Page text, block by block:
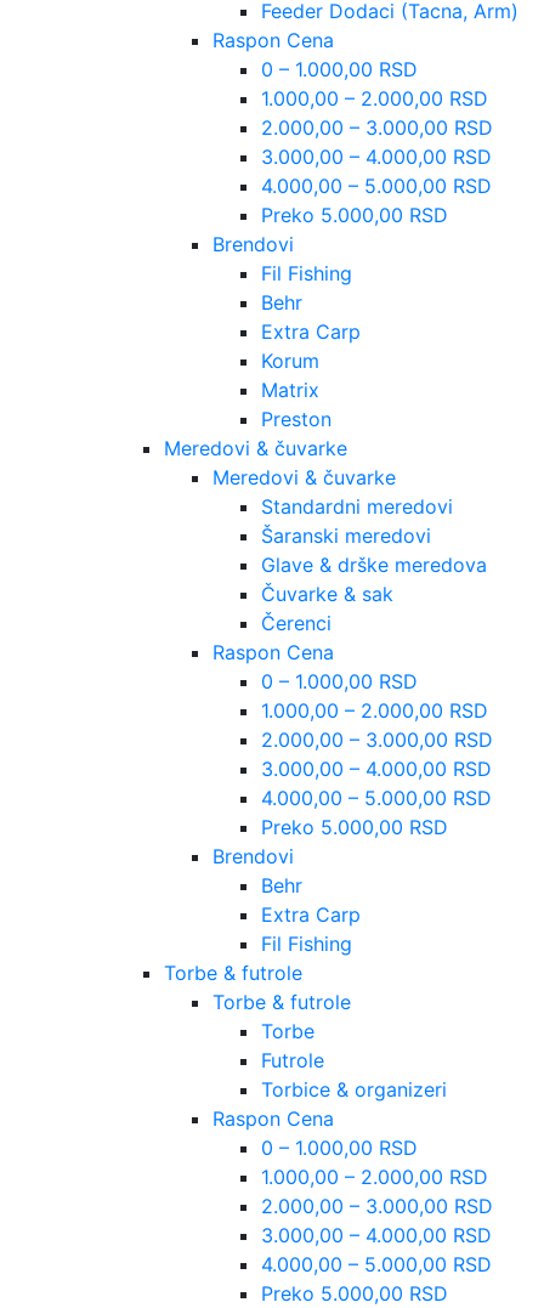
Feeder Dodaci (Tacna, Arm)
Raspon Cena
0 – 1.000,00 RSD
1.000,00 – 2.000,00 RSD
2.000,00 – 3.000,00 RSD
3.000,00 – 4.000,00 RSD
4.000,00 – 5.000,00 RSD
Preko 5.000,00 RSD
Brendovi
Fil Fishing
Behr
Extra Carp
Korum
Matrix
Preston
Meredovi & čuvarke
Meredovi & čuvarke
Standardni meredovi
Šaranski meredovi
Glave & drške meredova
Čuvarke & sak
Čerenci
Raspon Cena
0 – 1.000,00 RSD
1.000,00 – 2.000,00 RSD
2.000,00 – 3.000,00 RSD
3.000,00 – 4.000,00 RSD
4.000,00 – 5.000,00 RSD
Preko 5.000,00 RSD
Brendovi
Behr
Extra Carp
Fil Fishing
Torbe & futrole
Torbe & futrole
Torbe
Futrole
Torbice & organizeri
Raspon Cena
0 – 1.000,00 RSD
1.000,00 – 2.000,00 RSD
2.000,00 – 3.000,00 RSD
3.000,00 – 4.000,00 RSD
4.000,00 – 5.000,00 RSD
Preko 5.000,00 RSD